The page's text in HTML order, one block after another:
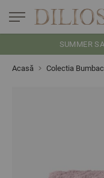
SUMMER
Acasă Colectia